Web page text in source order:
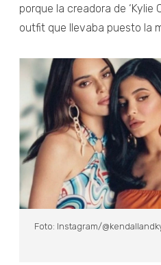
porque la creadora de ‘Kylie
outfit que llevaba puesto la
Foto: Instagram/